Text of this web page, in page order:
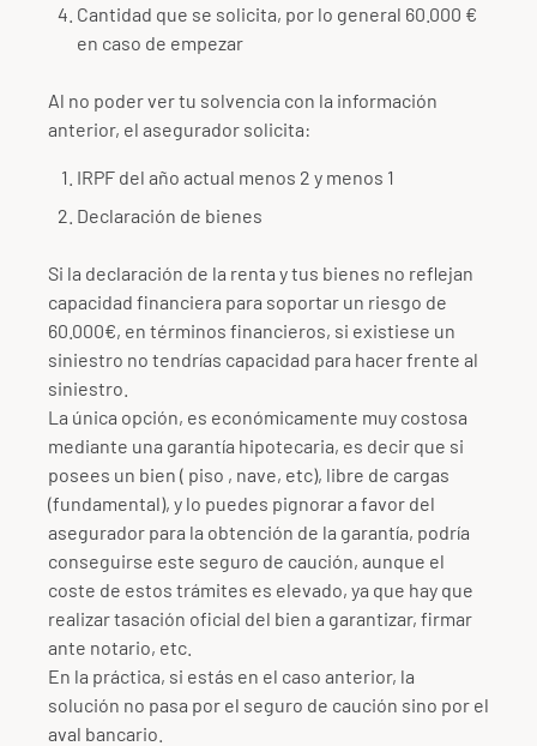
Cantidad que se solicita, por lo general 60.000 €
en caso de empezar
Al no poder ver tu solvencia con la información
anterior, el asegurador solicita:
IRPF del año actual menos 2 y menos 1
Declaración de bienes
Si la declaración de la renta y tus bienes no reflejan
capacidad financiera para soportar un riesgo de
60.000€, en términos financieros, si existiese un
siniestro no tendrías capacidad para hacer frente al
siniestro.
La única opción, es económicamente muy costosa
mediante una garantía hipotecaria, es decir que si
posees un bien ( piso , nave, etc), libre de cargas
(fundamental), y lo puedes pignorar a favor del
asegurador para la obtención de la garantía, podría
conseguirse este seguro de caución, aunque el
coste de estos trámites es elevado, ya que hay que
realizar tasación oficial del bien a garantizar, firmar
ante notario, etc.
En la práctica, si estás en el caso anterior, la
solución no pasa por el seguro de caución sino por el
aval bancario.